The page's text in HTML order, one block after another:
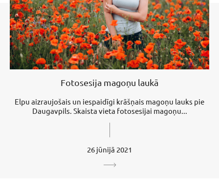
Fotosesija magoņu laukā
Elpu aizraujošais un iespaidīgi krāšņais magoņu lauks pie
Daugavpils. Skaista vieta fotosesijai magoņu...
26 jūnijā 2021